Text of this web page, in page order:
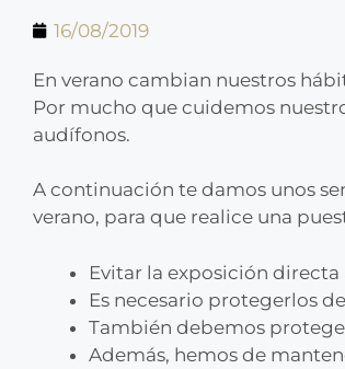
16/08/2019
En verano cambian nuestros
Por mucho que cuidemos
audífonos.
A continuación te damos unos
verano, para que realice una
Evitar la exposición directa
Es necesario protegerlos
También debemos
Además, hemos de